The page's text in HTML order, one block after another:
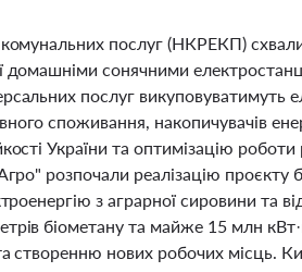
послуг (НКРЕКП)
домашніми сонячними
послуг викуповуватимуть
споживання, накопичувачів
України та оптимізацію
розпочали реалізацію проєкту
з аграрної сировини та
біометану та майже 15 млн
створенню нових робочих місць.